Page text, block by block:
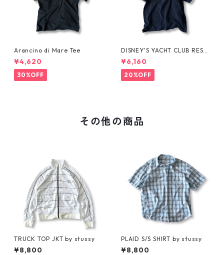
Arancino di Mare Tee
¥4,620
30%OFF
DISNEY'S YACHT CLUB RESO
RT Tee
¥6,160
20%OFF
その他の商品
TRUCK TOP JKT by stussy
¥8,800
PLAID S/S SHIRT by stussy
¥8,800